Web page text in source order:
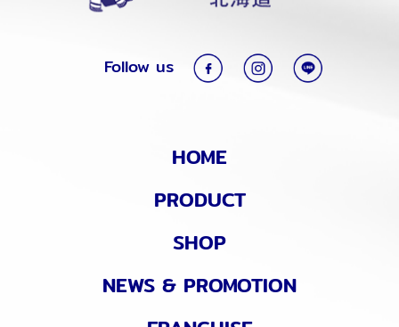
Follow us
HOME
PRODUCT
SHOP
NEWS & PROMOTION